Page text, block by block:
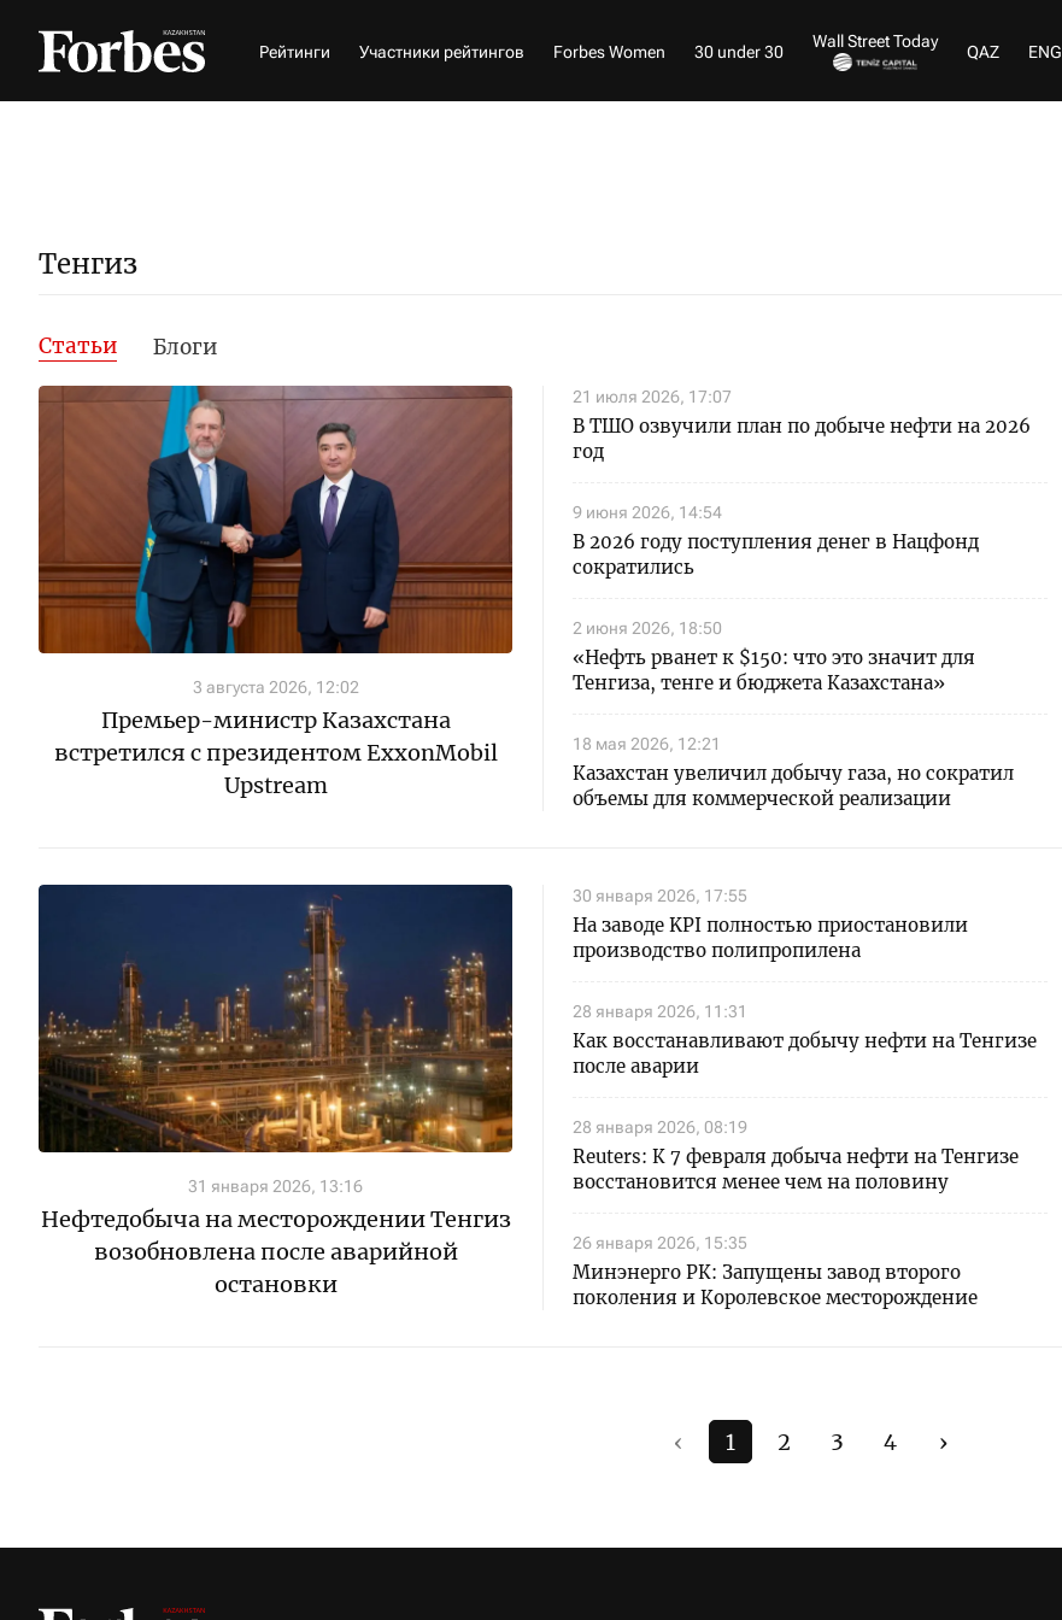
Рейтинги Участники рейтингов Forbes Women 30 under 30
Wall Street Today
QAZ ENG
Тенгиз
Статьи Блоги
3 августа 2026, 12:02
Премьер-министр Казахстана
встретился с президентом ExxonMobil
Upstream
21 июля 2026, 17:07
В ТШО озвучили план по добыче нефти на 2026
год
9 июня 2026, 14:54
В 2026 году поступления денег в Нацфонд
сократились
2 июня 2026, 18:50
«Нефть рванет к $150: что это значит для
Тенгиза, тенге и бюджета Казахстана»
18 мая 2026, 12:21
Казахстан увеличил добычу газа, но сократил
объемы для коммерческой реализации
31 января 2026, 13:16
Нефтедобыча на месторождении Тенгиз
возобновлена после аварийной
остановки
30 января 2026, 17:55
На заводе KPI полностью приостановили
производство полипропилена
28 января 2026, 11:31
Как восстанавливают добычу нефти на Тенгизе
после аварии
28 января 2026, 08:19
Reuters: К 7 февраля добыча нефти на Тенгизе
восстановится менее чем на половину
26 января 2026, 15:35
Минэнерго РК: Запущены завод второго
поколения и Королевское месторождение
‹ 1 2 3 4 ›